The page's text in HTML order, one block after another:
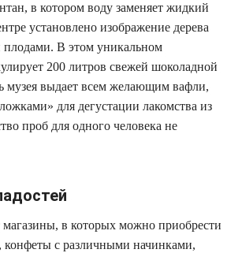
в котором воду заменяет жидкий
установлено изображение дерева
плодами. В этом уникальном
200 литров свежей шоколадной
музея выдает всем желающим вафли,
для дегустации лакомства из
проб для одного человека не
магазины, в которых можно приобрести
конфеты с различными начинками,